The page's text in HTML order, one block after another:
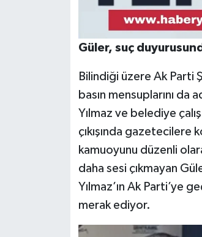
Güler, suç
Bilindiği üzere Ak Parti
basın mensuplarını
Yılmaz ve belediye
çıkışında gazetecilere
kamuoyunu düzenli
daha sesi çıkmayan
Yılmaz’ın Ak Parti’ye
merak ediyor.